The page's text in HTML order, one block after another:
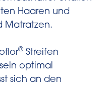
Haaren und
Matratzen.
® Streifen
optimal
sich an den